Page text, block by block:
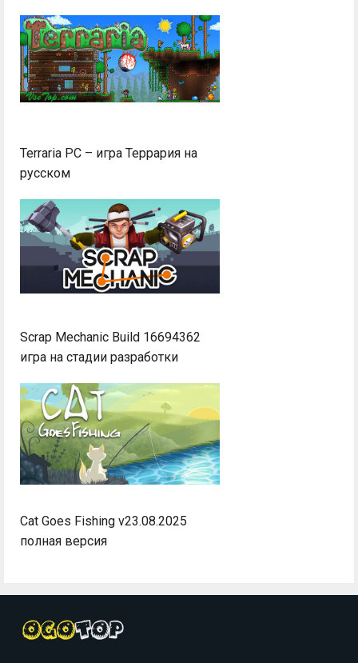
Terraria PC – игра Террария на
русском
Scrap Mechanic Build 16694362
игра на стадии разработки
Cat Goes Fishing v23.08.2025
полная версия